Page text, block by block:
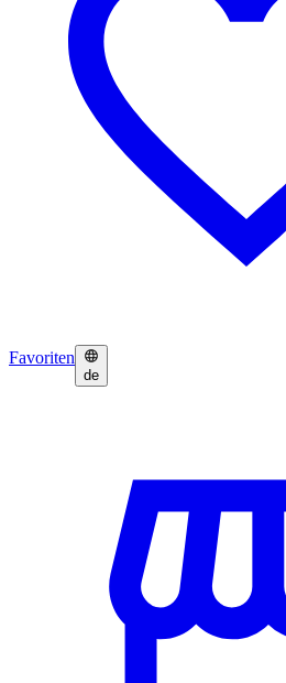
Favoriten
de